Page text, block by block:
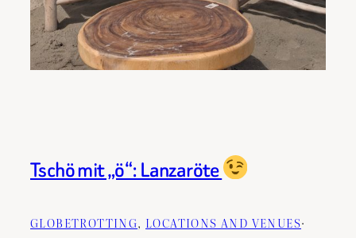
Tschö mit „ö“: Lanzaröte
GLOBETROTTING, LOCATIONS AND VENUES·